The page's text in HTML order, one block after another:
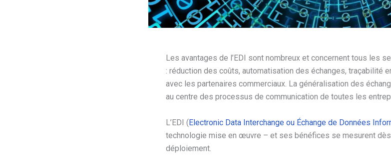
Les avantages de l’EDI sont nombreux et concernent tous les
: réduction des coûts, automatisation des échanges, traçabilité
avec les partenaires commerciaux. La généralisation des
au centre des processus de communication de toutes les
L’EDI (Electronic Data Interchange ou Échange de Données
technologie mise en œuvre – et ses bénéfices se mesurent
déploiement.